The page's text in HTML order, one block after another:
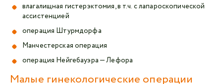
влагалищная гистерэктомия, в т.ч. с лапароскопической
ассистенцией
операция Штурмдорфа
Манчестерская операция
операция Нейгебауэра — Лефора
Малые гинекологические операции